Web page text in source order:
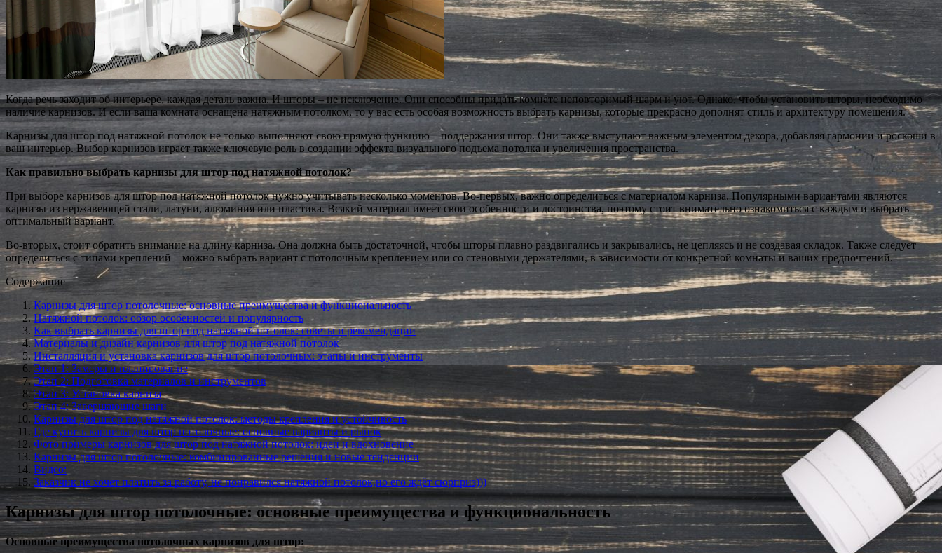
Когда речь заходит об интерьере, каждая деталь важна. И шторы – не исключение. Они способны придать комнате неповторимый шарм и уют. Однако, чтобы установить шторы, необходимо
наличие карнизов. И если ваша комната оснащена натяжным потолком, то у вас есть особая возможность выбрать карнизы, которые прекрасно дополнят стиль и архитектуру помещения.
Карнизы для штор под натяжной потолок не только выполняют свою прямую функцию – поддержания штор. Они также выступают важным элементом декора, добавляя гармонии и роскоши в
ваш интерьер. Выбор карнизов играет также ключевую роль в создании эффекта визуального подъема потолка и увеличения пространства.
Как правильно выбрать карнизы для штор под натяжной потолок?
При выборе карнизов для штор под натяжной потолок нужно учитывать несколько моментов. Во-первых, важно определиться с материалом карниза. Популярными вариантами являются
карнизы из нержавеющей стали, латуни, алюминия или пластика. Всякий материал имеет свои особенности и достоинства, поэтому стоит внимательно ознакомиться с каждым и выбрать
оптимальный вариант.
Во-вторых, стоит обратить внимание на длину карниза. Она должна быть достаточной, чтобы шторы плавно раздвигались и закрывались, не цепляясь и не создавая складок. Также следует
определиться с типами креплений – можно выбрать вариант с потолочным креплением или со стеновыми держателями, в зависимости от конкретной комнаты и ваших предпочтений.
Содержание
Карнизы для штор потолочные: основные преимущества и функциональность
Натяжной потолок: обзор особенностей и популярность
Как выбрать карнизы для штор под натяжной потолок: советы и рекомендации
Материалы и дизайн карнизов для штор под натяжной потолок
Инсталляция и установка карнизов для штор потолочных: этапы и инструменты
Этап 1: Замеры и планирование
Этап 2: Подготовка материалов и инструментов
Этап 3: Установка карниза
Этап 4: Завершающие шаги
Карнизы для штор под натяжной потолок: методы крепления и устойчивость
Где купить карнизы для штор потолочные: основные варианты и рынок
Фото примеры карнизов для штор под натяжной потолок: идеи и вдохновение
Карнизы для штор потолочные: комбинированные решения и новые тенденции
Видео:
Заказчик не хочет платить за работу, не понравился натяжной потолок,но его ждёт сюрприз)))
Карнизы для штор потолочные: основные преимущества и функциональность
Основные преимущества потолочных карнизов для штор: